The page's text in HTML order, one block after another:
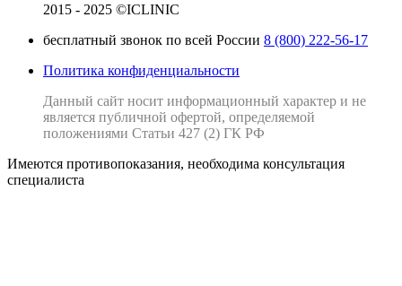
2015 - 2025 ©ICLINIC
бесплатный звонок по всей России 8 (800) 222-56-17
Политика конфиденциальности
Данный сайт носит информационный характер и не
является публичной офертой, определяемой
положениями Статьи 427 (2) ГК РФ
Имеются противопоказания, необходима консультация
специалиста